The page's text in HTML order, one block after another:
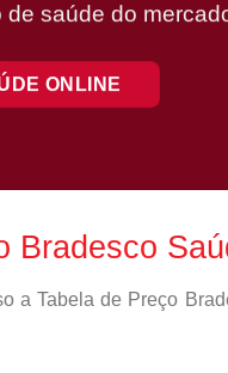
saúde do
ONLINE
Bradesco
a Tabela de Preço